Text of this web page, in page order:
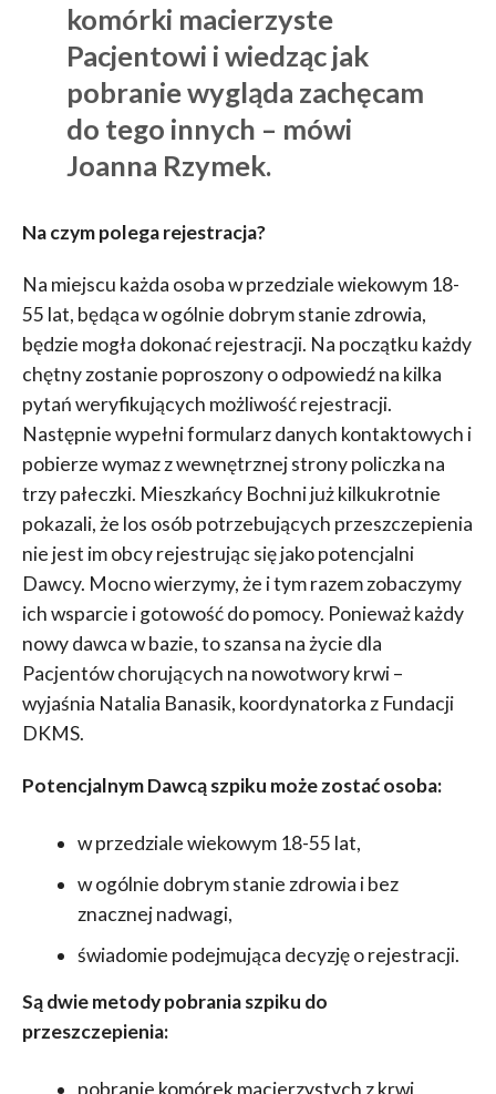
komórki macierzyste
Pacjentowi i wiedząc jak
pobranie wygląda zachęcam
do tego innych – mówi
Joanna Rzymek.
Na czym polega rejestracja?
Na miejscu każda osoba w przedziale wiekowym 18-
55 lat, będąca w ogólnie dobrym stanie zdrowia,
będzie mogła dokonać rejestracji. Na początku każdy
chętny zostanie poproszony o odpowiedź na kilka
pytań weryfikujących możliwość rejestracji.
Następnie wypełni formularz danych kontaktowych i
pobierze wymaz z wewnętrznej strony policzka na
trzy pałeczki. Mieszkańcy Bochni już kilkukrotnie
pokazali, że los osób potrzebujących przeszczepienia
nie jest im obcy rejestrując się jako potencjalni
Dawcy. Mocno wierzymy, że i tym razem zobaczymy
ich wsparcie i gotowość do pomocy. Ponieważ każdy
nowy dawca w bazie, to szansa na życie dla
Pacjentów chorujących na nowotwory krwi –
wyjaśnia Natalia Banasik, koordynatorka z Fundacji
DKMS.
Potencjalnym Dawcą szpiku może zostać osoba:
w przedziale wiekowym 18-55 lat,
w ogólnie dobrym stanie zdrowia i bez
znacznej nadwagi,
świadomie podejmująca decyzję o rejestracji.
Są dwie metody pobrania szpiku do
przeszczepienia:
pobranie komórek macierzystych z krwi